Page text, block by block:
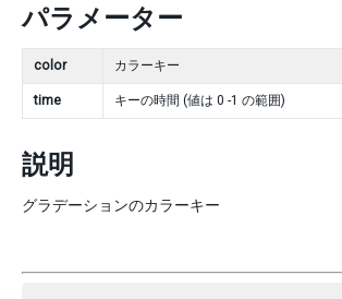
パラメーター
color カラーキー
time キーの時間 (値は 0 -1 の範囲)
説明
グラデーションのカラーキー